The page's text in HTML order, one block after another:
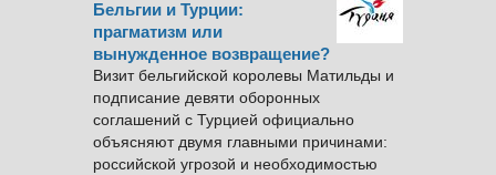
Бельгии и Турции:
прагматизм или
вынужденное возвращение?
Визит бельгийской королевы Матильды и
подписание девяти оборонных
соглашений с Турцией официально
объясняют двумя главными причинами:
российской угрозой и необходимостью